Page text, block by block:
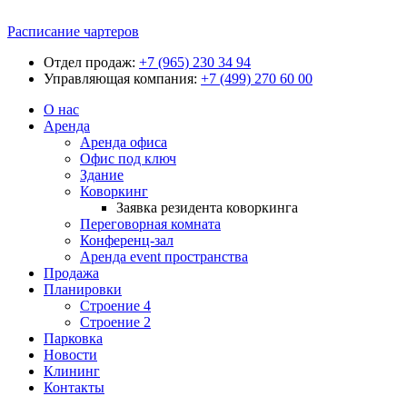
Расписание чартеров
Отдел продаж: +7 (965) 230 34 94
Управляющая компания: +7 (499) 270 60 00
О нас
Аренда
Аренда офиса
Офис под ключ
Здание
Коворкинг
Заявка резидента коворкинга
Переговорная комната
Конференц-зал
Аренда event пространства
Продажа
Планировки
Строение 4
Строение 2
Парковка
Новости
Клининг
Контакты